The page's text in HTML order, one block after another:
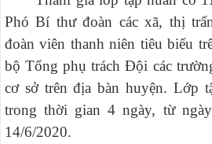
Phó Bí thư đoàn các xã, thị
đoàn viên thanh niên tiêu biểu
bộ Tổng phụ trách Đội các
cơ sở trên địa bàn huyện. Lớp
trong thời gian 4 ngày, từ
14/6/2020.